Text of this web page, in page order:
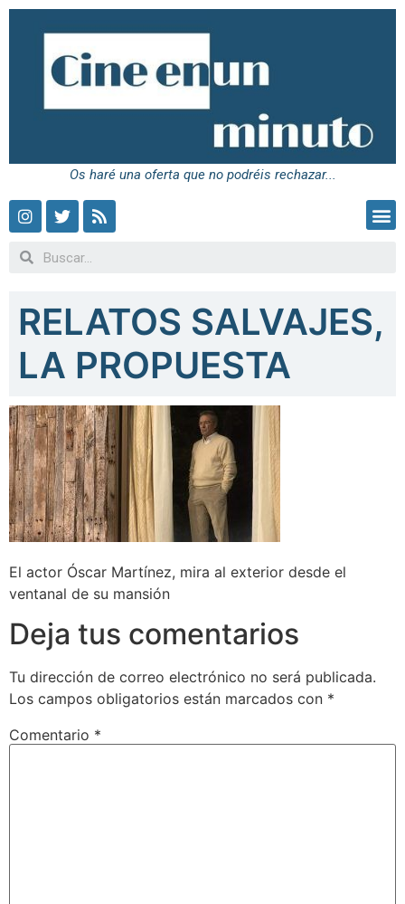
Os haré una oferta que no podréis rechazar...
RELATOS SALVAJES,
LA PROPUESTA
El actor Óscar Martínez, mira al exterior desde el
ventanal de su mansión
Deja tus comentarios
Tu dirección de correo electrónico no será publicada.
Los campos obligatorios están marcados con *
Comentario *